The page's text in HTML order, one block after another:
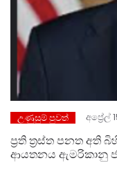
උණුසුම් පුවත් අප්‍රේල්
ප්‍රති ත්‍රස්ත පනත අති
ආයතනය ඇමරිකානු